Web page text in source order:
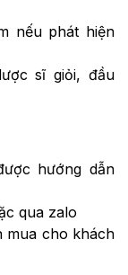
nếu phát hiện
sĩ giỏi, đầu
hướng dẫn
qua zalo
mua cho khách